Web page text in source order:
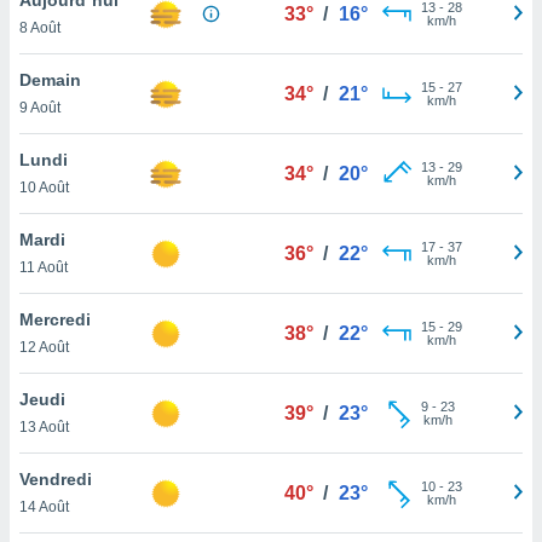
et
»,
au
vous
qu'ils
ou
le
ainsi
un
la
du
8 Août
33° / 16° 13- 28
km/h
Demain
9 Août
34° / 21° 15- 27
km/h
Lundi
10 Août
34° / 20° 13- 29
km/h
Mardi
11 Août
36° / 22° 17- 37
km/h
Mercredi
12 Août
38° / 22° 15- 29
km/h
Jeudi
13 Août
39° / 23° 9- 23
km/h
Vendredi
14 Août
40° / 23° 10- 23
km/h